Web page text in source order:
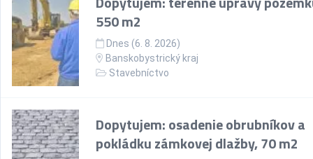
550 m2
Dnes (6. 8. 2026)
Banskobystrický kraj
Stavebníctvo
Dopytujem: osadenie obrubníkov a
pokládku zámkovej dlažby, 70 m2